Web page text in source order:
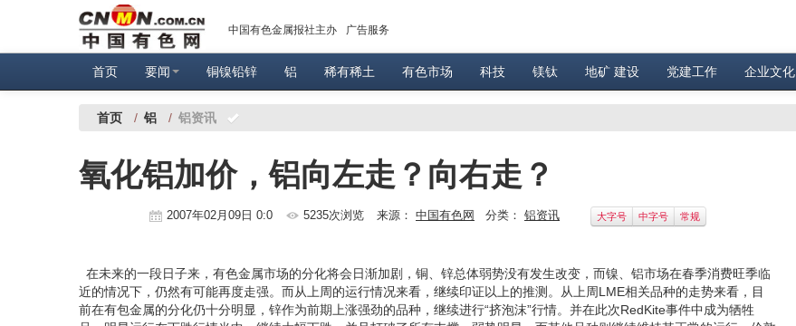
中国有色金属报社主办 广告服务
首页 要闻 铜镍铅锌 铝 稀有稀土 有色市场 科技 镁钛 地矿 建设 党建工作 企业文化
首页 / 铝 / 铝资讯
氧化铝加价，铝向左走？向右走？
2007年02月09日 0:0 5235次浏览 来源： 中国有色网 分类： 铝资讯 大字号 中字号 常规
在未来的一段日子来，有色金属市场的分化将会日渐加剧，铜、锌总体弱势没有发生改变，而镍、铝市场在春季消费旺季临
近的情况下，仍然有可能再度走强。而从上周的运行情况来看，继续印证以上的推测。从上周LME相关品种的走势来看，目
前在有包金属的分化仍十分明显，锌作为前期上涨强劲的品种，继续进行“挤泡沫”行情。并在此次RedKite事件中成为牺牲